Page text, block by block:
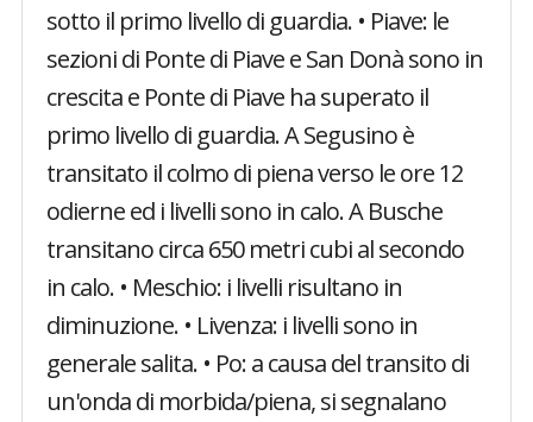
sotto il primo livello di guardia. • Piave: le
sezioni di Ponte di Piave e San Donà sono in
crescita e Ponte di Piave ha superato il
primo livello di guardia. A Segusino è
transitato il colmo di piena verso le ore 12
odierne ed i livelli sono in calo. A Busche
transitano circa 650 metri cubi al secondo
in calo. • Meschio: i livelli risultano in
diminuzione. • Livenza: i livelli sono in
generale salita. • Po: a causa del transito di
un'onda di morbida/piena, si segnalano